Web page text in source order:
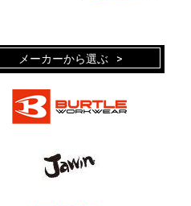
メーカーから選ぶ